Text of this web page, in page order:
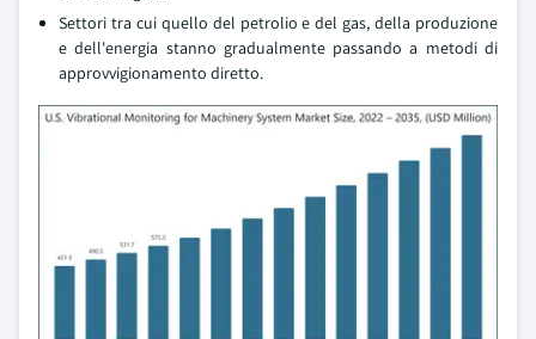
Settori tra cui quello del petrolio e del gas, della produzione
e dell'energia stanno gradualmente passando a metodi di
approvvigionamento diretto.